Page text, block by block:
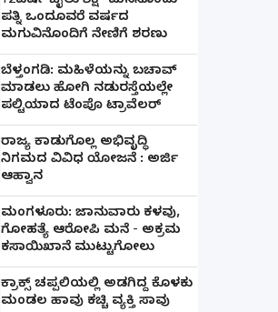
ಪತ್ನಿ ಒಂದೂವರೆ ವರ್ಷದ
ಮಗುವಿನೊಂದಿಗೆ ನೇಣಿಗೆ ಶರಣು
ಬೆಳ್ತಂಗಡಿ: ಮಹಿಳೆಯನ್ನು ಬಚಾವ್
ಮಾಡಲು ಹೋಗಿ ನಡುರಸ್ತೆಯಲ್ಲೇ
ಪಲ್ಟಿಯಾದ ಟೆಂಪೊ ಟ್ರಾವೆಲರ್
ರಾಜ್ಯ ಕಾಡುಗೊಲ್ಲ ಅಭಿವೃದ್ಧಿ
ನಿಗಮದ ವಿವಿಧ ಯೋಜನೆ : ಅರ್ಜಿ
ಆಹ್ವಾನ
ಮಂಗಳೂರು: ಜಾನುವಾರು ಕಳವು,
ಗೋಹತ್ಯೆ ಆರೋಪಿ ಮನೆ - ಅಕ್ರಮ
ಕಸಾಯಿಖಾನೆ ಮುಟ್ಟುಗೋಲು
ಕ್ರಾಕ್ಸ್ ಚಪ್ಪಲಿಯಲ್ಲಿ ಅಡಗಿದ್ದ ಕೊಳಕು
ಮಂಡಲ ಹಾವು ಕಚ್ಚಿ ವ್ಯಕ್ತಿ ಸಾವು